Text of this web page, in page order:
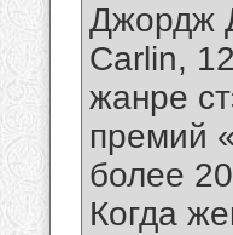
Джордж
Carlin,
жанре
премий
более
Когда